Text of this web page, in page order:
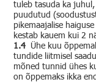
tuleb tasuda ka
puudutud
pikemaajalise
kestab kauem kui 2
1.4 Ühe kuu
tundide liitmisel
mõned tunnid ühes
on õppemaks ikka